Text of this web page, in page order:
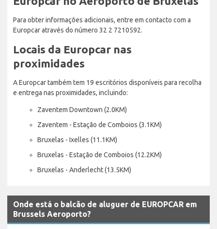
Para obter informações adicionais, entre em contacto com a
Europcar através do número 32 2 7210592.
Locais da Europcar nas
proximidades
A Europcar também tem 19 escritórios disponíveis para recolha
e entrega nas proximidades, incluindo:
Zaventem Downtown (2.0KM)
Zaventem - Estação de Comboios (3.1KM)
Bruxelas - Ixelles (11.1KM)
Bruxelas - Estação de Comboios (12.2KM)
Bruxelas - Anderlecht (13.5KM)
Onde está o balcão de aluguer de EUROPCAR em
Brussels Aeroporto?